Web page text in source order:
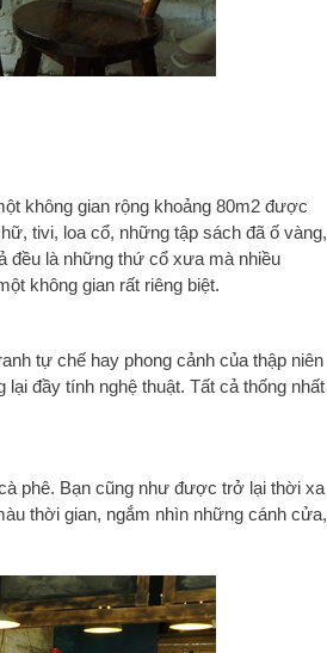
không gian rộng khoảng 80m2 được
tivi, loa cổ, những tập sách đã ố vàng,
đều là những thứ cổ xưa mà nhiều
không gian rất riêng biệt.
tự chế hay phong cảnh của thập niên
đầy tính nghệ thuật. Tất cả thống nhất
phê. Bạn cũng như được trở lại thời xa
thời gian, ngắm nhìn những cánh cửa,